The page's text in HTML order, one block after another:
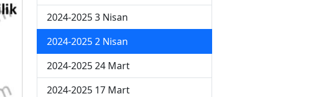
2024-2025 3 Nisan
2024-2025 2 Nisan
2024-2025 24 Mart
2024-2025 17 Mart